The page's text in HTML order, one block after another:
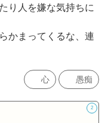
り人を嫌な気持ちに
かまってくるな、連
心 愚痴
2